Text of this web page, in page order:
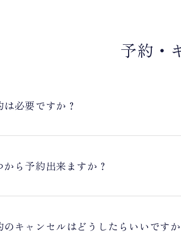
予約・
は必要ですか？
から予約出来ますか？
のキャンセルはどうしたらいいですか